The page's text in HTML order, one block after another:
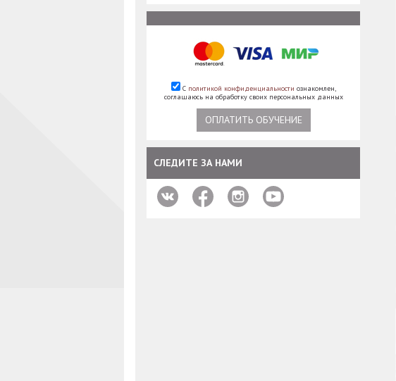
С политикой конфиденциальности ознакомлен,
соглашаюсь на обработку своих персональных данных
ОПЛАТИТЬ ОБУЧЕНИЕ
СЛЕДИТЕ ЗА НАМИ